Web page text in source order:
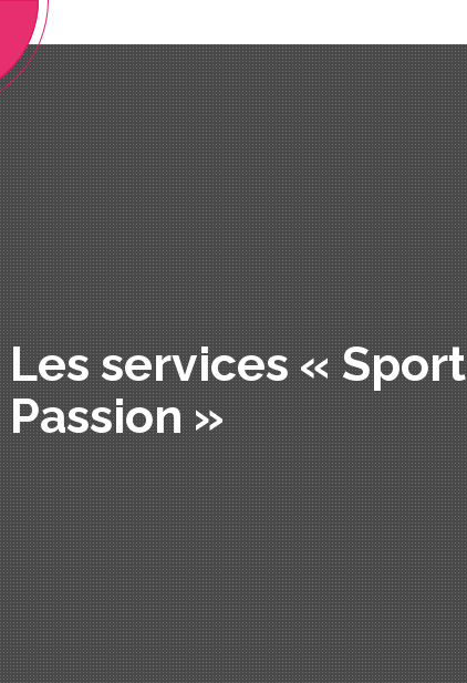
Les services « Sport
Passion »